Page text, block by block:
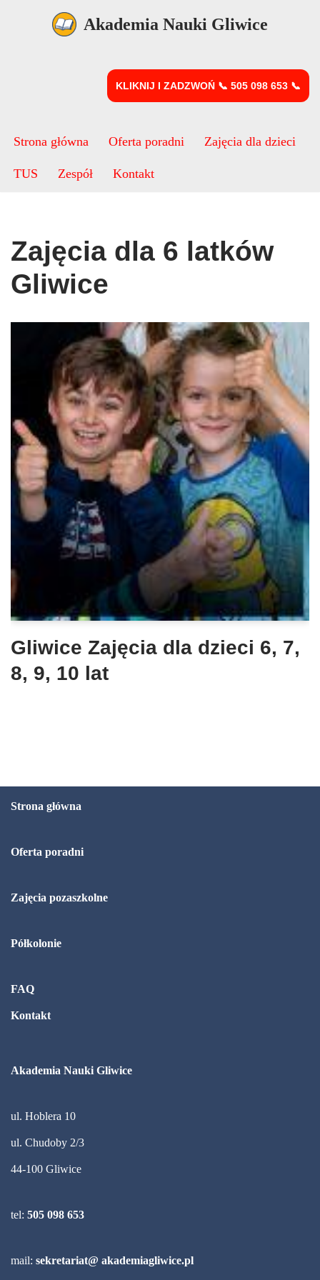
Akademia Nauki Gliwice
KLIKNIJ I ZADZWOŃ 📞 505 098 653 📞
Strona główna Oferta poradni Zajęcia dla dzieci
TUS Zespół Kontakt
Zajęcia dla 6 latków
Gliwice
Gliwice Zajęcia dla dzieci 6, 7,
8, 9, 10 lat
Strona główna
Oferta poradni
Zajęcia pozaszkolne
Półkolonie
FAQ
Kontakt
Akademia Nauki Gliwice
ul. Hoblera 10
ul. Chudoby 2/3
44-100 Gliwice
tel: 505 098 653
mail: sekretariat@ akademiagliwice.pl